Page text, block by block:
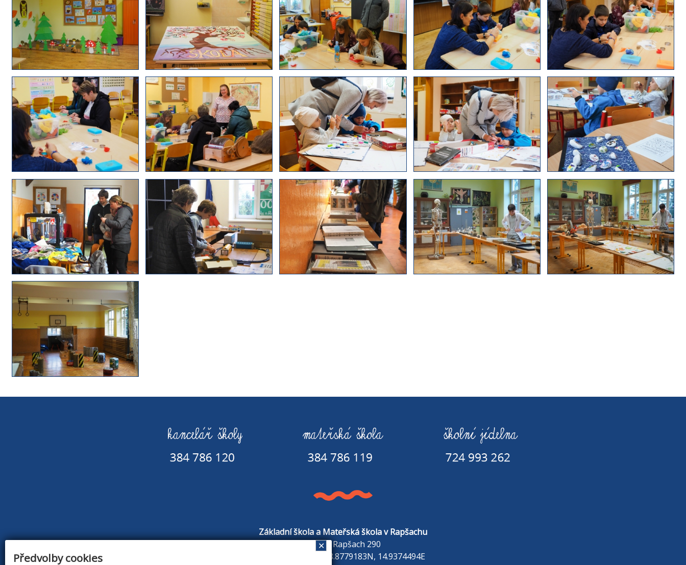
Základní škola a Mateřská škola v Rapšachu
378 07 Rapšach 290
GPS souřadnice: 48.8779183N, 14.9374494E
Předvolby cookies
✕